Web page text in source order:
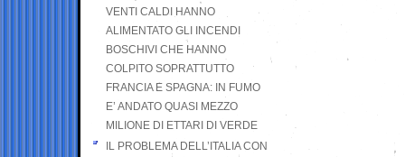
VENTI CALDI HANNO
ALIMENTATO GLI INCENDI
BOSCHIVI CHE HANNO
COLPITO SOPRATTUTTO
FRANCIA E SPAGNA: IN FUMO
E’ ANDATO QUASI MEZZO
MILIONE DI ETTARI DI VERDE
IL PROBLEMA DELL’ITALIA CON